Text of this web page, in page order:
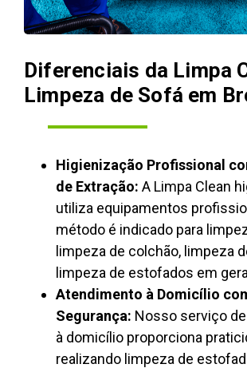
Diferenciais da Limpa
Limpeza de Sofá em
Higienização Profissional
de Extração: A Limpa Clean
utiliza equipamentos
método é indicado para
limpeza de colchão, limpeza
limpeza de estofados em
Atendimento à Domicílio
Segurança: Nosso serviço
à domicílio proporciona
realizando limpeza de